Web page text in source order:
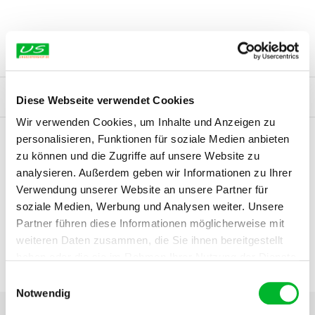
Diese Webseite verwendet Cookies
Wir verwenden Cookies, um Inhalte und Anzeigen zu
personalisieren, Funktionen für soziale Medien anbieten
zu können und die Zugriffe auf unsere Website zu
analysieren. Außerdem geben wir Informationen zu Ihrer
Verwendung unserer Website an unsere Partner für
soziale Medien, Werbung und Analysen weiter. Unsere
Partner führen diese Informationen möglicherweise mit
weiteren Daten zusammen, die Sie ihnen bereitgestellt
Notwendig
sowie diskreter Verpackung.
Tagenerstattet.
Lieferanten.
Zusätzlich gibt es bei ausgewählten Artikeln eine
Herstellergarantie
(ohne Einschränkung Ihrer gesetzlichen
50€ Auf Rechnung kaufen Bestellen bis 16:00, morgen